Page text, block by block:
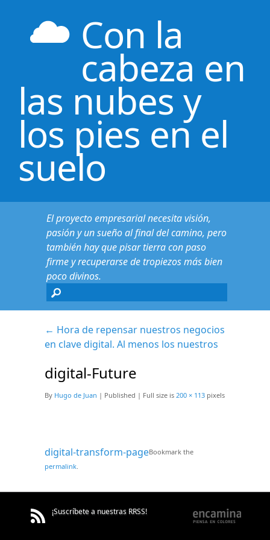
Con la
cabeza en
las nubes y
los pies en el
suelo
El proyecto empresarial necesita visión,
pasión y un sueño al final del camino, pero
también hay que pisar tierra con paso
firme y recuperarse de tropiezos más bien
poco divinos.
← Hora de repensar nuestros negocios
en clave digital. Al menos los nuestros
digital-Future
By Hugo de Juan | Published | Full size is 200 × 113 pixels
digital-transform-pageBookmark the
permalink
¡Suscríbete a nuestras RRSS!